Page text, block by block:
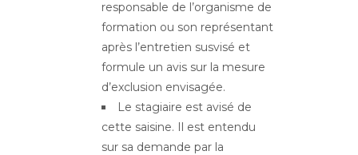
responsable de l’organisme de
formation ou son représentant
après l’entretien susvisé et
formule un avis sur la mesure
d’exclusion envisagée.
Le stagiaire est avisé de
cette saisine. Il est entendu
sur sa demande par la